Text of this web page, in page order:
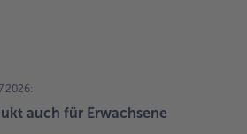
auch für Erwachsene